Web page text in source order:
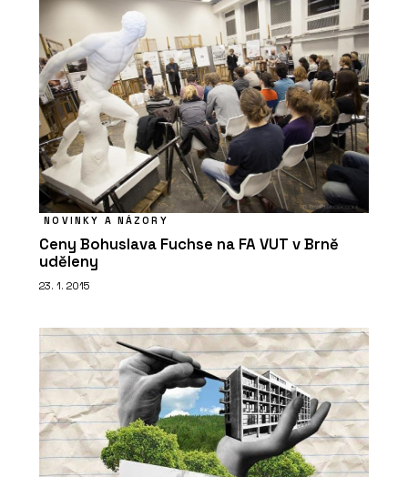
NOVINKY A NÁZORY
Ceny Bohuslava Fuchse na FA VUT v Brně
uděleny
23. 1. 2015